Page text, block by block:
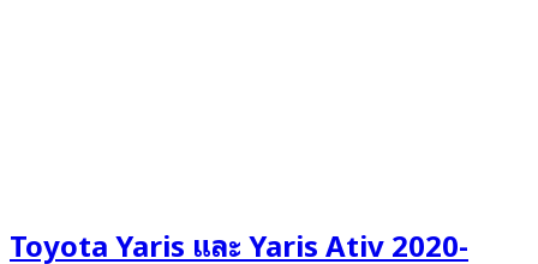
Toyota Yaris และ Yaris Ativ 2020-